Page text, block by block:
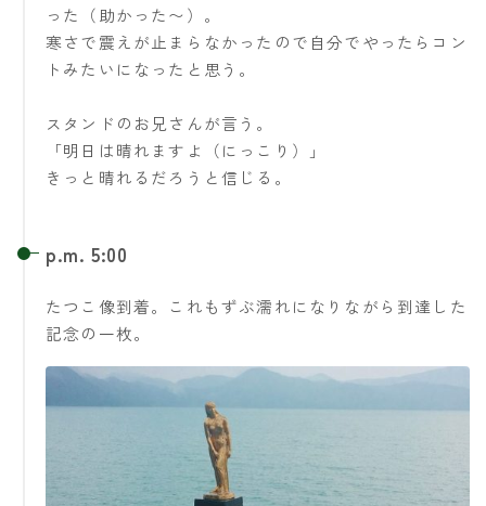
った（助かった〜）。
寒さで震えが止まらなかったので自分でやったらコン
トみたいになったと思う。
スタンドのお兄さんが言う。
「明日は晴れますよ（にっこり）」
きっと晴れるだろうと信じる。
p.m. 5:00
たつこ像到着。これもずぶ濡れになりながら到達した
記念の一枚。